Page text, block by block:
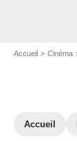
Accueil Cinéma
Accueil